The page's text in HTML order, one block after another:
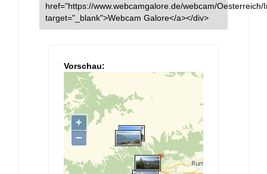
href="https://www.webcamgalore.de/webcam/
target="_blank">Webcam Galore</a></div>
Vorschau: